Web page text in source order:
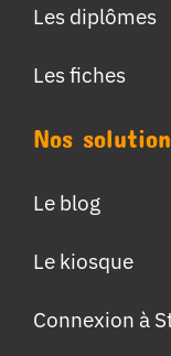
Les diplômes
Les fiches
Nos
Le blog
Le kiosque
Connexion à